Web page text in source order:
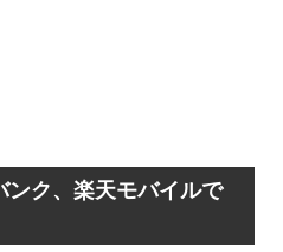
ンク、楽天モバイルで